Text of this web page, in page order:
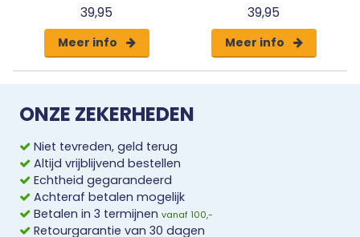
39,95
Meer info
39,95
Meer info
ONZE ZEKERHEDEN
Niet tevreden, geld terug
Altijd vrijblijvend bestellen
Echtheid gegarandeerd
Achteraf betalen mogelijk
Betalen in 3 termijnen vanaf 100,-
Retourgarantie van 30 dagen